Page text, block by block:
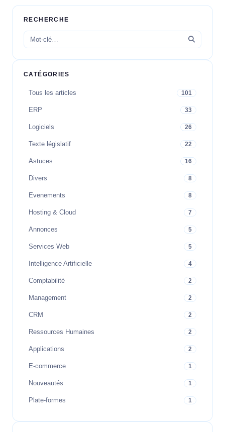
RECHERCHE
CATÉGORIES
Tous les articles 101
ERP 33
Logiciels 26
Texte législatif 22
Astuces 16
Divers 8
Evenements 8
Hosting & Cloud 7
Annonces 5
Services Web 5
Intelligence Artificielle 4
Comptabilité 2
Management 2
CRM 2
Ressources Humaines 2
Applications 2
E-commerce 1
Nouveautés 1
Plate-formes 1